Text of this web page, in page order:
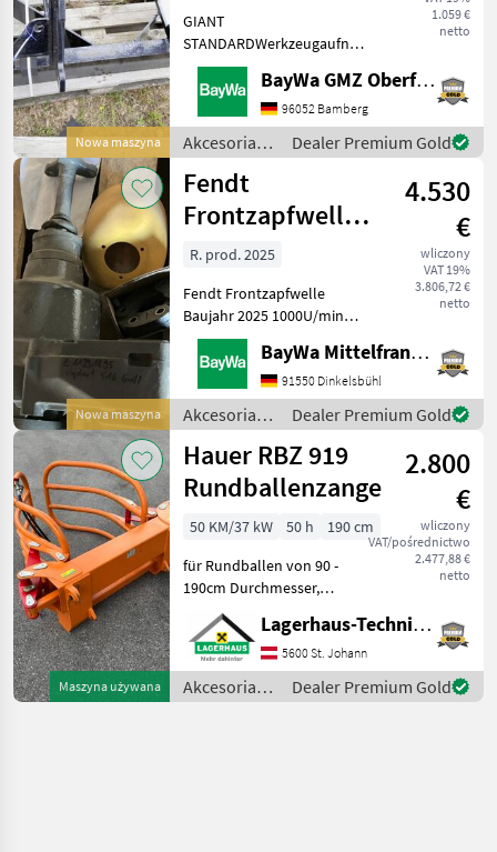
Nowa maszyna
1.059 €
netto
GIANT
STANDARDWerkzeugaufnahmeMaschine
steht am Standort Döbeln.
Akcesoria do ciągników
Inne akcesoria do
ciągników
BayWa GMZ Oberfranken
96052 Bamberg
Akcesoria
do
ciągników /
Sonstige
Dealer Premium Gold
Nowa maszyna
Fendt
Frontzapfwelle
1000U/min
passend 500er
Vario
4.530
€
wliczony
VAT 19%
3.806,72 €
netto
R. prod. 2025
Fendt Frontzapfwelle
Baujahr 2025 1000U/min
Wurde aus neuem
Schlepper ausgebaut .
Akcesoria do ciągników
Inne akcesoria do
ciągników
BayWa Mittelfranken
91550 Dinkelsbühl
Akcesoria
do
ciągników /
Fendt
Dealer Premium Gold
Maszyna używana
Hauer RBZ 919
Rundballenzange
2.800
€
wliczony
VAT/pośrednictwo
2.477,88 €
netto
50 KM/37 kW 50 h
190 cm
für Rundballen von 90 -
190cm Durchmesser,
Gewicht: 237kg,
Euroaufnahme, guter
Zustand Kaufpreis inkl. 13%
Mwst. Wir bitten telefonisch
oder per Mail Ihren Besuch
Lagerhaus-Technik St. Johann
5600 St. Johann
Akcesoria
do
Dealer Premium Gold